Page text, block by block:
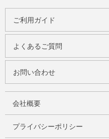
ご利用ガイド
よくあるご質問
お問い合わせ
会社概要
プライバシーポリシー